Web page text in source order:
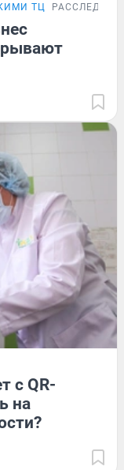
ТЦ
с QR-
на